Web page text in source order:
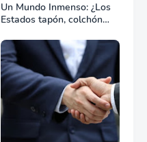
Un Mundo Inmenso: ¿Los
Estados tapón, colchón
combate?